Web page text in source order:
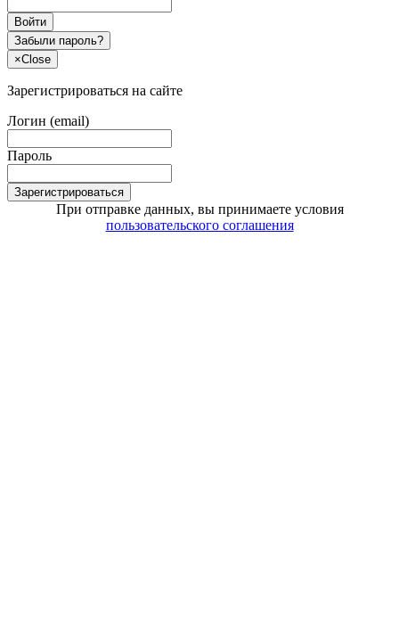
Войти
Забыли пароль?
×Close
Зарегистрироваться на сайте
Логин (email)
Пароль
Зарегистрироваться
При отправке данных, вы принимаете условия
пользовательского соглашения